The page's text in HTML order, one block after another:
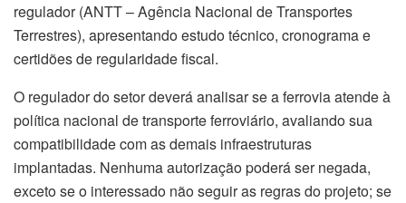
regulador (ANTT – Agência Nacional de Transportes
Terrestres), apresentando estudo técnico, cronograma e
certidões de regularidade fiscal.
O regulador do setor deverá analisar se a ferrovia atende à
política nacional de transporte ferroviário, avaliando sua
compatibilidade com as demais infraestruturas
implantadas. Nenhuma autorização poderá ser negada,
exceto se o interessado não seguir as regras do projeto; se